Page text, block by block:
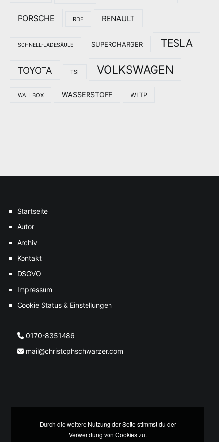
PORSCHE RDE RENAULT
SCHNELL-LADESÄULE SUPERCHARGER TESLA
TOYOTA TSI VOLKSWAGEN
WALLBOX WASSERSTOFF WLTP
Startseite
Autor
Archiv
Kontakt
DSGVO
Impressum
Cookie Status & Einstellungen
0170-8351486
mail@christophschwarzer.com
Durch die weitere Nutzung der Seite stimmst du der
Verwendung von Cookies zu.